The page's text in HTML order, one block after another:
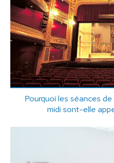
Pourquoi les séances
midi sont-elle